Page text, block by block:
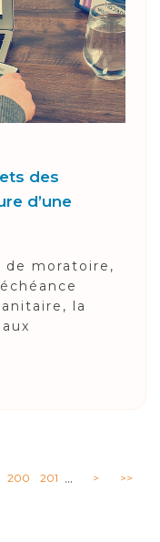
des
d’une
de moratoire,
la
200 201 ... > >>